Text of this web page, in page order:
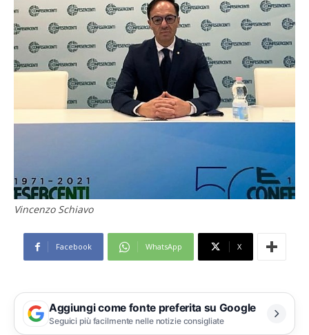
Vincenzo Schiavo
Facebook WhatsApp X
Aggiungi come fonte preferita su Google
Seguici più facilmente nelle notizie consigliate